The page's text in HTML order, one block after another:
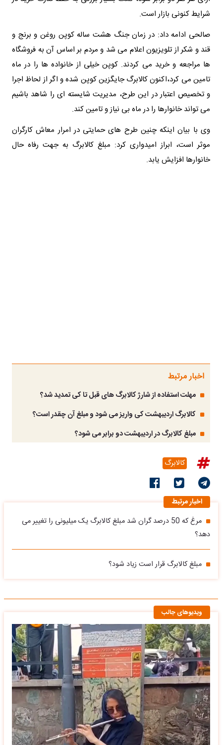
شرایط کنونی بازار است.
صالحی ادامه داد: در زمان جنگ‌ هشت ساله کوپن روغن و برنج و
قند و شکر از تلویزیون اعلام می شد و مردم بر اساس آن به فروشگاه
ها مراجعه و خرید می کردند. کوپن خیلی از خانواده ها را در ماه
تامین می کرد،اکنون کالابرگ جایگزین کوپن شده و اگر از لحاظ اجرا
و تخصیص اعتبار در این طرح، مدیریت شایسته ای را شاهد باشیم
می تواند خانوارها را در ماه بی نیاز و تامین کند.
وی با بیان اینکه چنین طرح های حمایتی در امرار معاش کارگران
موثر است، ابراز امیدواری کرد: مبلغ کالابرگ به جهت رفاه حال
خانوارها افزایش یابد.
اخبار مرتبط
مهلت استفاده از شارژ کالابرگ های قبل تا کی تمدید شد؟
کالابرگ اردیبهشت کی واریز می شود و مبلغ آن چقدر است؟
مبلغ کالابرگ در اردیبهشت دو برابر می شود؟
کالابرگ
اخبار مرتبط
مرغ که 50 درصد گران شد مبلغ کالابرگ یک میلیونی را تغییر می
دهد؟
مبلغ کالابرگ قرار است زیاد شود؟
ویدیوهای جالب